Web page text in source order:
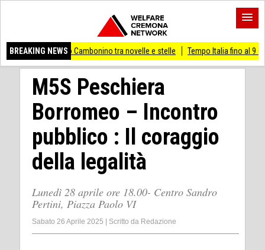
BREAKING NEWS
Cambonino tra novelle e stelle Tempo Italia fino al 9 di agosto
M5S Peschiera
Borromeo – Incontro
pubblico : Il coraggio
della legalità
Lunedì 28 aprile ore 18.00- Centro Sandro
Pertini, Piazza Paolo VI
Sabato 26 Aprile 2025 Scritto da Redazione